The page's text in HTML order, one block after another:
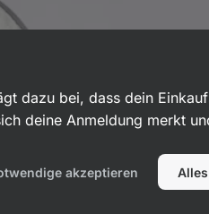
dazu bei, dass dein
deine Anmeldung merkt
akzeptieren